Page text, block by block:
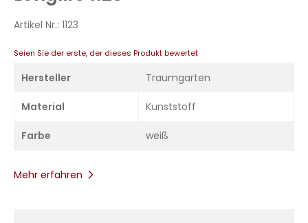
Artikel Nr.: 1123
Seien Sie der erste, der dieses Produkt bewertet
Hersteller Traumgarten
Material Kunststoff
Farbe weiß
Mehr erfahren